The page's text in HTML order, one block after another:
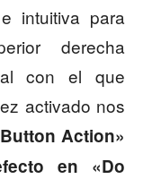
intuitiva para
derecha
con el que
activado nos
Action»
en «Do